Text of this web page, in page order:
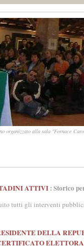
organizzato alla sala "Fornace
ATTIVI: Storico
tutti gli interventi
DELLA